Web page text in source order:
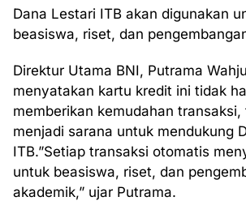
Dana Lestari ITB akan digunakan
beasiswa, riset, dan
Direktur Utama BNI, Putrama
menyatakan kartu kredit ini tidak
memberikan kemudahan transaksi,
menjadi sarana untuk mendukung
ITB.”Setiap transaksi otomatis
untuk beasiswa, riset, dan
akademik,” ujar Putrama.